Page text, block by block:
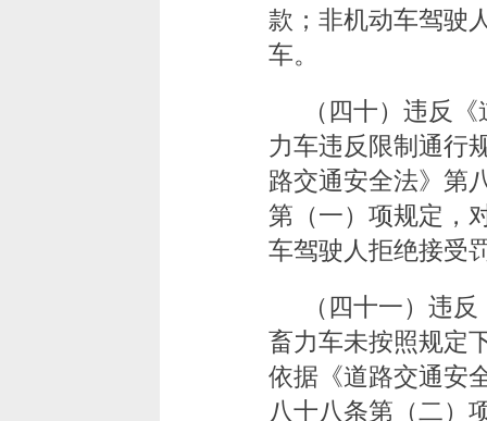
款；非机动车驾驶
车。
（四十）违反
力车违反限制通行
路交通安全法》第
第（一）项规定，
车驾驶人拒绝接受
（四十一）违
畜力车未按照规定
依据《道路交通安
八十八条第（二）